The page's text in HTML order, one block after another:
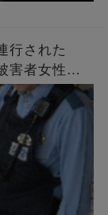
行された
害者女性が
だけはご勘